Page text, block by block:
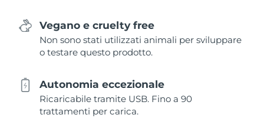
Vegano e cruelty free
Non sono stati utilizzati animali per sviluppare
o testare questo prodotto.
Autonomia eccezionale
Ricaricabile tramite USB. Fino a 90
trattamenti per carica.